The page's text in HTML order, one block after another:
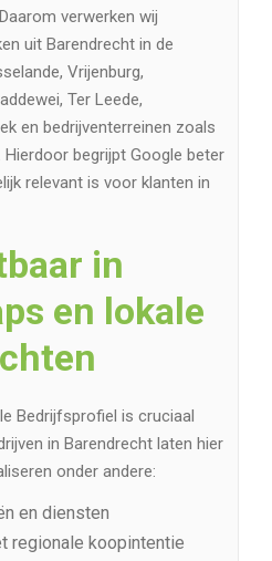
verwerken wij
uit Barendrecht in de
Vrijenburg,
Ter Leede,
en bedrijventerreinen zoals
Hierdoor begrijpt Google beter
relevant is voor klanten in
in
en lokale
Bedrijfsprofiel is cruciaal
in Barendrecht laten hier
onder andere:
en diensten
regionale koopintentie